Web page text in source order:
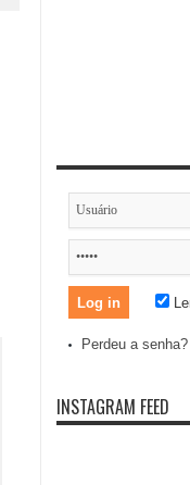
Perdeu a senha?
INSTAGRAM FEED